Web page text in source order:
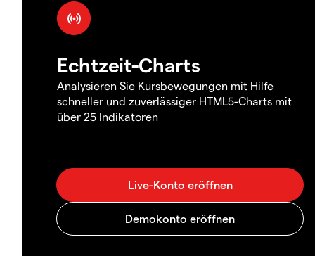
Echtzeit-Charts
Analysieren Sie Kursbewegungen mit Hilfe
schneller und zuverlässiger HTML5-Charts mit
über 25 Indikatoren